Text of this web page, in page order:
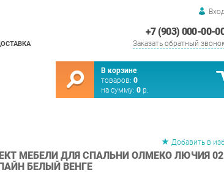
+7 (903) 000-00-
Заказать обратный
В корзине
товаров: 0
на сумму: 0 р.
Добавить в
МЕБЕЛИ ДЛЯ СПАЛЬНИ ОЛМЕКО ЛЮЧИЯ 02
БЕЛЫЙ ВЕНГЕ